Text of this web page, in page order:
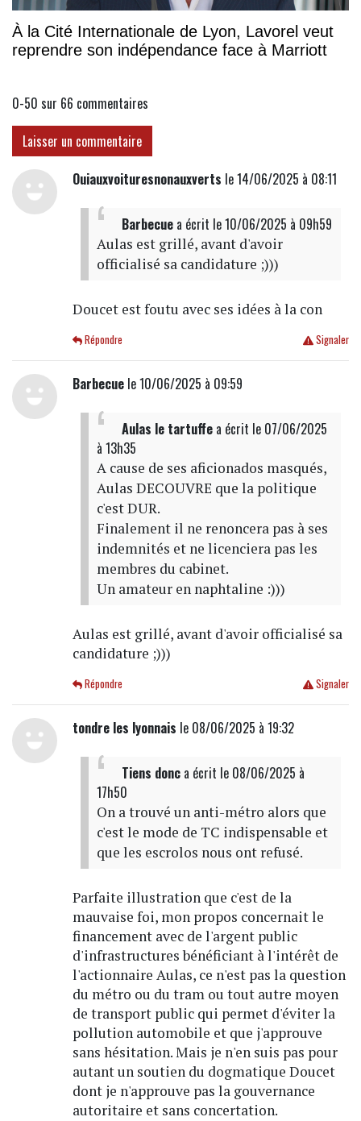
À la Cité Internationale de Lyon, Lavorel veut
reprendre son indépendance face à Marriott
0-50 sur 66 commentaires
Laisser un commentaire
Ouiauxvoituresnonauxverts le 14/06/2025 à 08:11
Barbecuea écrit le 10/06/2025 à 09h59
Aulas est grillé, avant d'avoir
officialisé sa candidature ;)))
Doucet est foutu avec ses idées à la con
Signaler
Répondre
Barbecuele 10/06/2025 à 09:59
Aulas le tartuffea écrit le 07/06/2025
à 13h35
A cause de ses aficionados masqués,
Aulas DECOUVRE que la politique
c'est DUR.
Finalement il ne renoncera pas à ses
indemnités et ne licenciera pas les
membres du cabinet.
Un amateur en naphtaline :)))
Aulas est grillé, avant d'avoir officialisé sa
candidature ;)))
Signaler
Répondre
tondre les lyonnais le 08/06/2025 à 19:32
Tiens donca écrit le 08/06/2025 à
17h50
On a trouvé un anti-métro alors que
c'est le mode de TC indispensable et
que les escrolos nous ont refusé.
Parfaite illustration que c'est de la
mauvaise foi, mon propos concernait le
financement avec de l'argent public
d'infrastructures bénéficiant à l'intérêt de
l'actionnaire Aulas, ce n'est pas la question
du métro ou du tram ou tout autre moyen
de transport public qui permet d'éviter la
pollution automobile et que j'approuve
sans hésitation. Mais je n'en suis pas pour
autant un soutien du dogmatique Doucet
dont je n'approuve pas la gouvernance
autoritaire et sans concertation.